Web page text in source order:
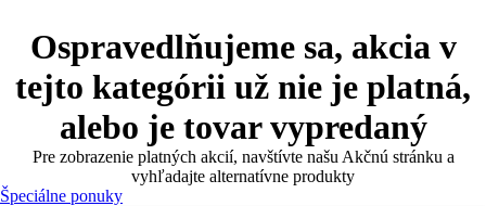
Ospravedlňujeme sa, akcia v
tejto kategórii už nie je platná,
alebo je tovar vypredaný
Pre zobrazenie platných akcií, navštívte našu Akčnú stránku a
vyhľadajte alternatívne produkty
Špeciálne ponuky